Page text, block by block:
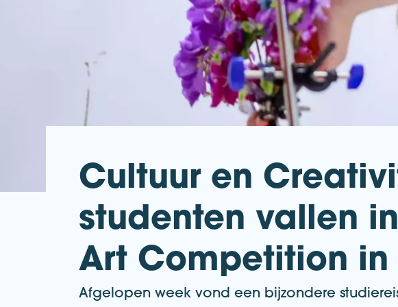
Cultuur en
studenten vallen
Art Competition in
Afgelopen week vond een bijzondere